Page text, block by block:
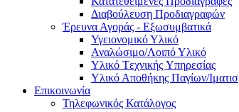
Διαβούλευση Προδιαγραφών
Έρευνα Αγοράς - Εξωσυμβατικά
Υγειονομικό Υλικό
Αναλώσιμο/Λοιπό Υλικό
Υλικό Tεχνικής Yπηρεσίας
Υλικό Αποθήκης Παγίων/
Επικοινωνία
Τηλεφωνικός Κατάλογος